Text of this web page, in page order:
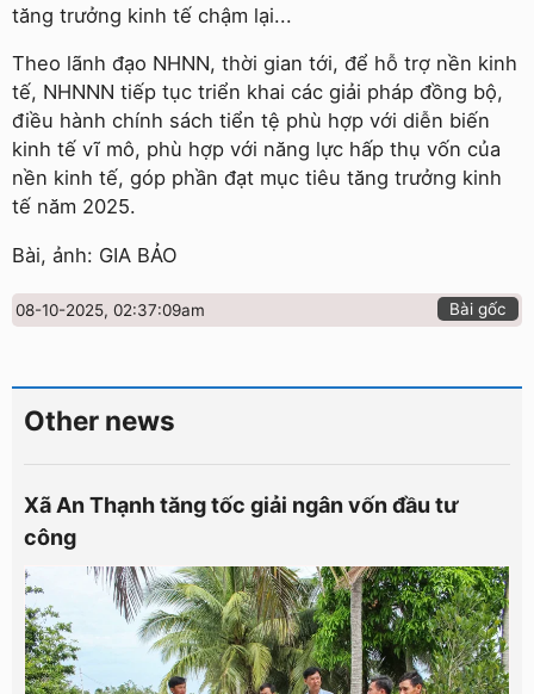
tăng trưởng kinh tế chậm lại...
Theo lãnh đạo NHNN, thời gian tới, để hỗ trợ nền kinh
tế, NHNNN tiếp tục triển khai các giải pháp đồng bộ,
điều hành chính sách tiển tệ phù hợp với diễn biến
kinh tế vĩ mô, phù hợp với năng lực hấp thụ vốn của
nền kinh tế, góp phần đạt mục tiêu tăng trưởng kinh
tế năm 2025.
Bài, ảnh: GIA BẢO
08-10-2025, 02:37:09am Bài gốc
Other news
Xã An Thạnh tăng tốc giải ngân vốn đầu tư
công